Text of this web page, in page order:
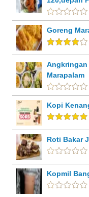
Goreng
Angkringan
Marapalam
Kopi
Roti Bakar
Kopmil